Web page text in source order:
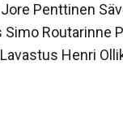
Penttinen
Simo Routarinne
Henri